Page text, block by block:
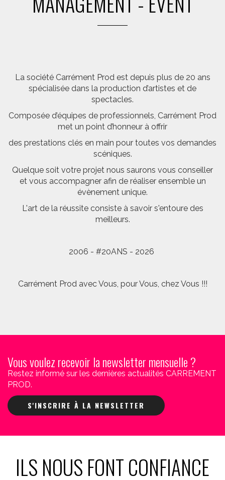
La société Carrément Prod est depuis plus de 20 ans
spécialisée dans la production d’artistes et de
spectacles.
Composée d’équipes de professionnels, Carrément Prod
met un point d’honneur à offrir
des prestations clés en main pour toutes vos demandes
scéniques.
Quelque soit votre projet nous saurons vous conseiller
et vous accompagner afin de réaliser ensemble un
évènement unique.
L'art de la réussite consiste à savoir s'entoure des
meilleurs.
2006 - #20ANS - 2026
Carrément Prod avec Vous, pour Vous, chez Vous !!!
Vous voulez recevoir la newsletter mensuelle ?
Restez informé sur les dernières actualités CARREMENT
PROD.
S'INSCRIRE À LA NEWSLETTER
ILS NOUS FONT CONFIANCE